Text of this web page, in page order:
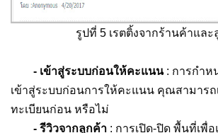
รูปที่ 5 เรตติ้งจากร้านค้าและ
- เข้าสู่ระบบก่อนให้คะแนน: การกำห
เข้าสู่ระบบก่อนการให้คะแนน คุณสามารถ
ทะเบียนก่อน หรือไม่
- รีวิวจากลูกค้า : การเปิด-ปิด พื้นที่เพื่